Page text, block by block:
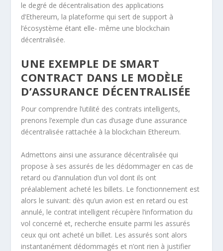
le degré de décentralisation des applications
d’Ethereum, la plateforme qui sert de support à
l’écosystème étant elle- même une blockchain
décentralisée.
UNE EXEMPLE DE SMART
CONTRACT DANS LE MODÈLE
D’ASSURANCE DÉCENTRALISÉE
Pour comprendre l’utilité des contrats intelligents,
prenons l’exemple d’un cas d’usage d’une assurance
décentralisée rattachée à la blockchain Ethereum.
Admettons ainsi une assurance décentralisée qui
propose à ses assurés de les dédommager en cas de
retard ou d’annulation d’un vol dont ils ont
préalablement acheté les billets. Le fonctionnement est
alors le suivant: dès qu’un avion est en retard ou est
annulé, le contrat intelligent récupère l’information du
vol concerné et, recherche ensuite parmi les assurés
ceux qui ont acheté un billet. Les assurés sont alors
instantanément dédommagés et n’ont rien à justifier